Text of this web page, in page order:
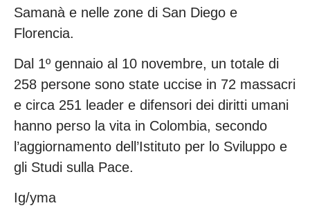
Samanà e nelle zone di San Diego e
Florencia.
Dal 1º gennaio al 10 novembre, un totale di
258 persone sono state uccise in 72 massacri
e circa 251 leader e difensori dei diritti umani
hanno perso la vita in Colombia, secondo
l’aggiornamento dell’Istituto per lo Sviluppo e
gli Studi sulla Pace.
Ig/yma